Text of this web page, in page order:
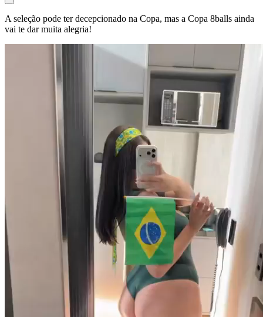
A seleção pode ter decepcionado na Copa, mas a Copa 8balls ainda
vai te dar muita alegria!